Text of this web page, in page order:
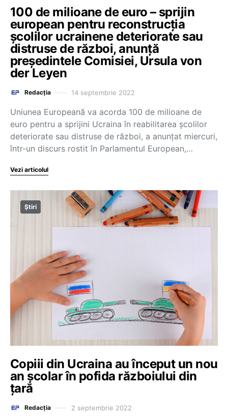
100 de milioane de euro – sprijin
european pentru reconstrucția
școlilor ucrainene deteriorate sau
distruse de război, anunță
președintele Comisiei, Ursula von
der Leyen
Redacția 14 septembrie 2022
Uniunea Europeană va acorda 100 de milioane de
euro pentru a sprijini Ucraina în reabilitarea școlilor
deteriorate sau distruse de război, a anunțat miercuri,
într-un discurs rostit în Parlamentul European,…
Vezi articolul
Știri
Copiii din Ucraina au început un nou
an școlar în pofida războiului din
țară
Redacția 2 septembrie 2022